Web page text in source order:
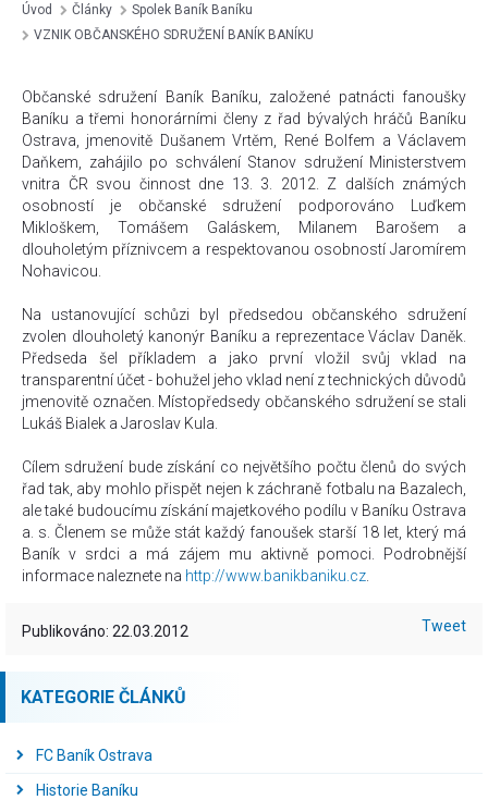
Úvod Články
Spolek Baník Baníku
VZNIK OBČANSKÉHO SDRUŽENÍ BANÍK BANÍKU
Občanské sdružení Baník Baníku, založené patnácti fanoušky
Baníku a třemi honorárními členy z řad bývalých hráčů Baníku
Ostrava, jmenovitě Dušanem Vrtěm, René Bolfem a Václavem
Daňkem, zahájilo po schválení Stanov sdružení Ministerstvem
vnitra ČR svou činnost dne 13. 3. 2012. Z dalších známých
osobností je občanské sdružení podporováno Luďkem
Mikloškem, Tomášem Galáskem, Milanem Barošem a
dlouholetým příznivcem a respektovanou osobností Jaromírem
Nohavicou.
Na ustanovující schůzi byl předsedou občanského sdružení
zvolen dlouholetý kanonýr Baníku a reprezentace Václav Daněk.
Předseda šel příkladem a jako první vložil svůj vklad na
transparentní účet - bohužel jeho vklad není z technických důvodů
jmenovitě označen. Místopředsedy občanského sdružení se stali
Lukáš Bialek a Jaroslav Kula.
Cílem sdružení bude získání co největšího počtu členů do svých
řad tak, aby mohlo přispět nejen k záchraně fotbalu na Bazalech,
ale také budoucímu získání majetkového podílu v Baníku Ostrava
a. s. Členem se může stát každý fanoušek starší 18 let, který má
Baník v srdci a má zájem mu aktivně pomoci. Podrobnější
informace naleznete na http://www.banikbaniku.cz
Publikováno: 22.03.2012 Tweet
KATEGORIE ČLÁNKŮ
FC Baník Ostrava
Historie Baníku